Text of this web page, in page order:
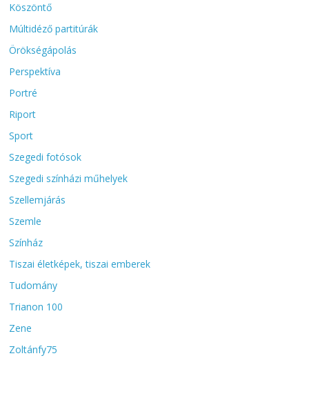
Köszöntő
Múltidéző partitúrák
Örökségápolás
Perspektíva
Portré
Riport
Sport
Szegedi fotósok
Szegedi színházi műhelyek
Szellemjárás
Szemle
Színház
Tiszai életképek, tiszai emberek
Tudomány
Trianon 100
Zene
Zoltánfy75